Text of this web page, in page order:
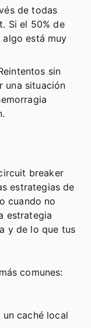
de todas
Si el 50% de
está muy
sin
una situación
breaker
estrategias de
cuando no
estrategia
y de lo que tus
comunes:
caché local